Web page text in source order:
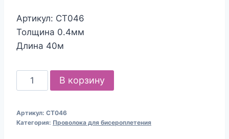
составляла
160.00₽.
Артикул: СТ046
Толщина 0.4мм
Длина 40м
Количество
товара
для
В корзину
Артикул: СТ046
Категория: Проволока для бисероплетения